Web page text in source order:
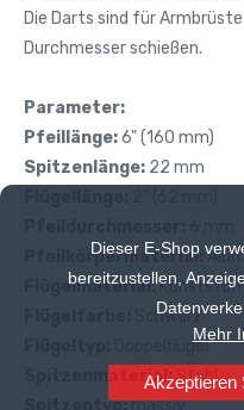
Dieser E-Shop
bereitzustellen,
Mehr
Akzeptieren
Die Darts sind für
Durchmesser schießen.
Parameter:
Pfeillänge:6" (160 mm)
Spitzenlänge: 22 mm
Pfeilkörpermaterial:
Flügelmaterial:Kunststoff
Schwarz
Doppelflügel
Spitzenmaterial:Stahl
Spitzentyp:massiv